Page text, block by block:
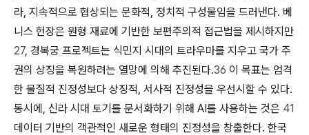
라, 지속적으로 협상되는 문화적, 정치적 구성물임을 드러낸다. 베
니스 헌장은 원형 재료에 기반한 보편주의적 접근법을 제시하지만
27, 경복궁 프로젝트는 식민지 시대의 트라우마를 지우고 국가 주
권의 상징을 복원하려는 열망에 의해 추진된다.36 이 목표는 엄격
한 물질적 진정성보다 상징적, 서사적 진정성을 우선시할 수 있다.
동시에, 신라 시대 토기를 문서화하기 위해 AI를 사용하는 것은 41
데이터 기반의 객관적인 새로운 형태의 진정성을 창출한다. 한국